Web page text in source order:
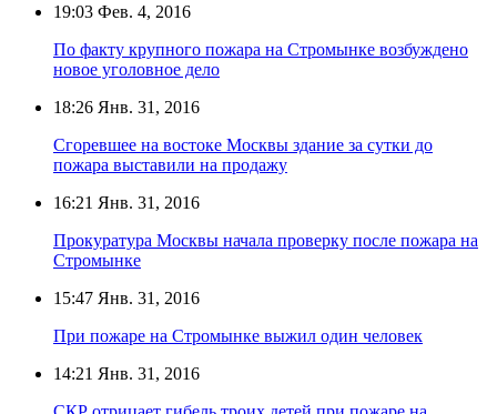
19:03 Фев. 4, 2016
По факту крупного пожара на Стромынке возбуждено
новое уголовное дело
18:26 Янв. 31, 2016
Сгоревшее на востоке Москвы здание за сутки до
пожара выставили на продажу
16:21 Янв. 31, 2016
Прокуратура Москвы начала проверку после пожара на
Стромынке
15:47 Янв. 31, 2016
При пожаре на Стромынке выжил один человек
14:21 Янв. 31, 2016